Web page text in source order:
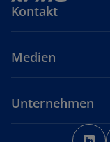
Kontakt
Medien
Unternehmen